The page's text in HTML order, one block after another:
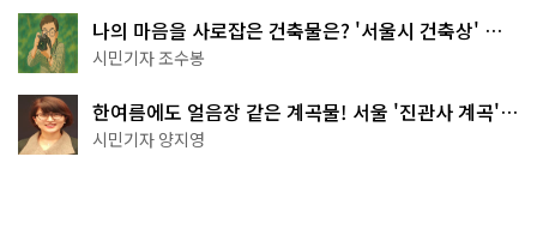
나의 마음을 사로잡은 건축물은? '서울시 건축상' 수
상작 공개!
시민기자 조수봉
한여름에도 얼음장 같은 계곡물! 서울 '진관사 계곡'이
천국이네~
시민기자 양지영